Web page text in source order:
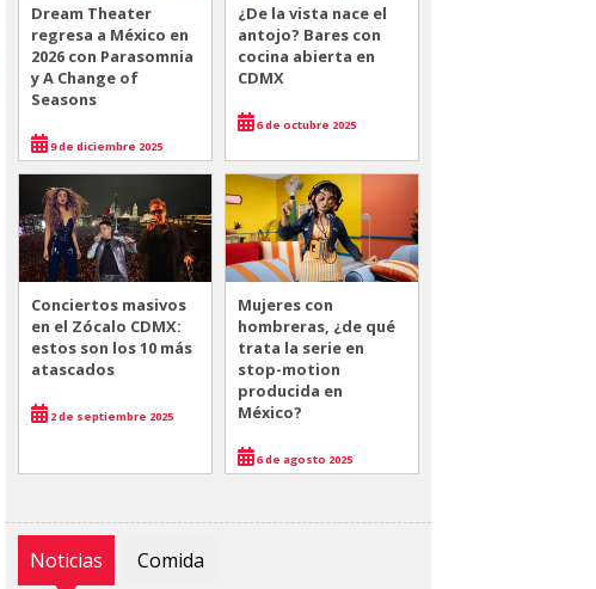
Dream Theater
regresa a México en
2026 con Parasomnia
y A Change of
Seasons
9 de diciembre 2025
¿De la vista nace el
antojo? Bares con
cocina abierta en
CDMX
6 de octubre 2025
Conciertos masivos
en el Zócalo CDMX:
estos son los 10 más
atascados
2 de septiembre 2025
Mujeres con
hombreras, ¿de qué
trata la serie en
stop-motion
producida en
México?
6 de agosto 2025
Noticias Comida